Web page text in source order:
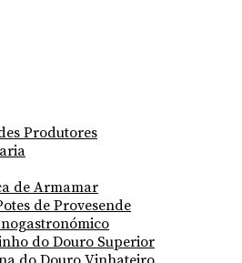
Produtores
de Armamar
de Provesende
do Douro Superior